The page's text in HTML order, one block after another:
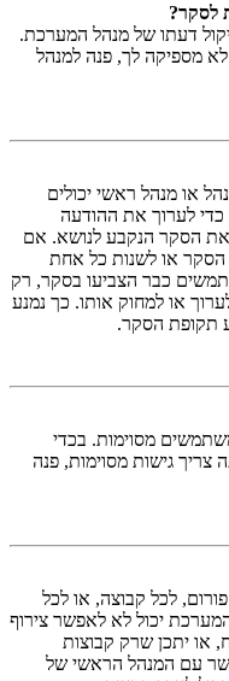
לסקר?
דעתו של מנהל המערכת.
מספיקה לך, פנה למנהל
או מנהל ראשי יכולים
לערוך את ההודעה
הסקר הנקבע לנושא. אם
או לשנות כל אחת
כבר הצביעו בסקר, רק
או למחוק אותו. כך נמנע
תקופת הסקר.
מסוימות. בכדי
צריך גישות מסוימות, פנה
לכל קבוצה, או לכל
יכול לא לאפשר צירוף
או יתכן שרק קבוצות
עם המנהל הראשי של